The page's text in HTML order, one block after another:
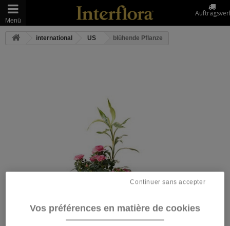
Menü
international US blühende Pflanze
Vos préférences en matière de cookies
Continuer sans accepter